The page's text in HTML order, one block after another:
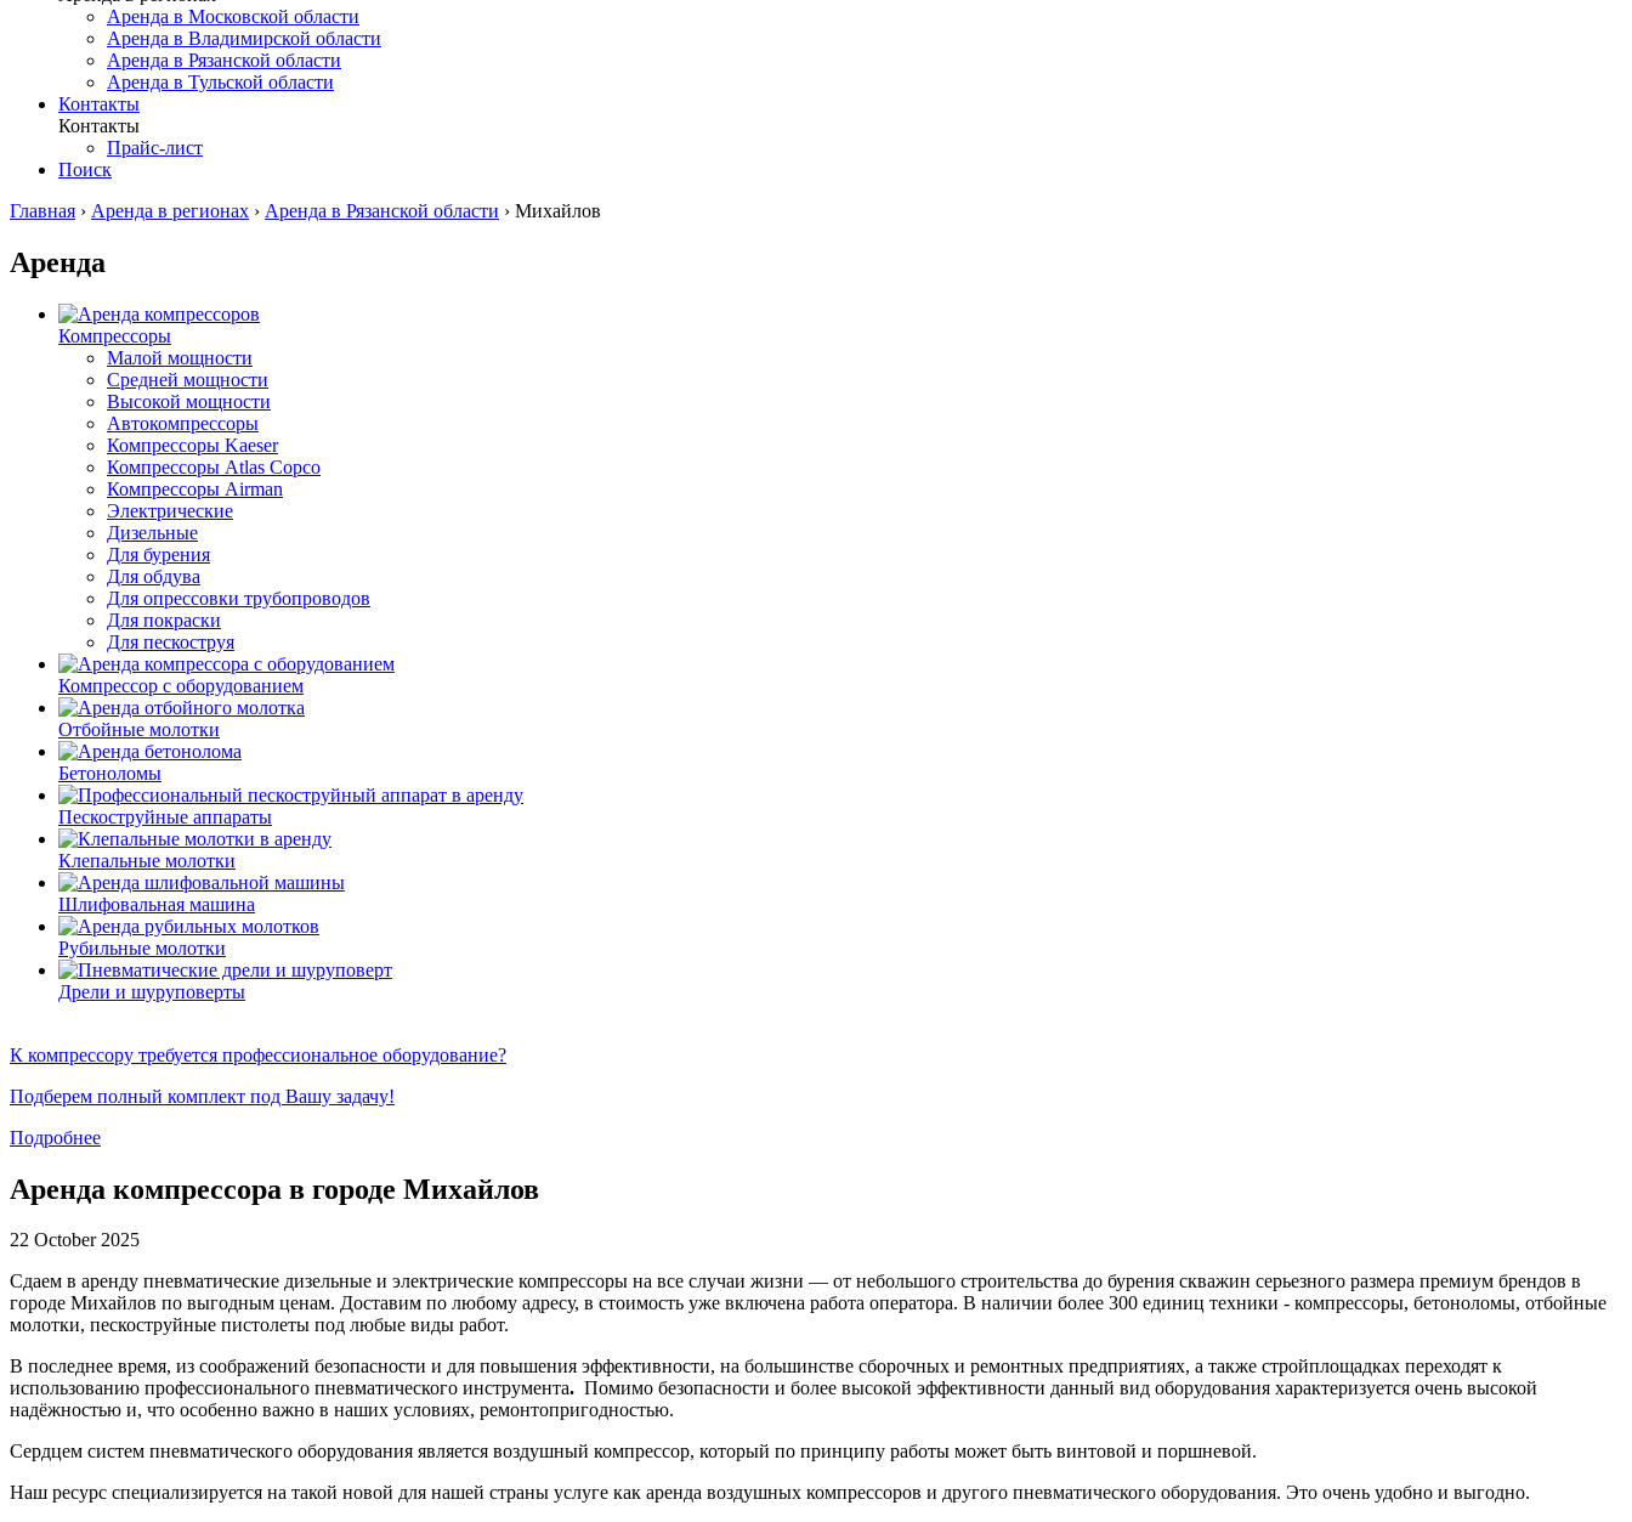
Аренда в Московской области
Аренда в Владимирской области
Аренда в Рязанской области
Аренда в Тульской области
Контакты
Контакты
Прайс-лист
Поиск
Главная › Аренда в регионах › Аренда в Рязанской области › Михайлов
Аренда
Компрессоры
Малой мощности
Средней мощности
Высокой мощности
Автокомпрессоры
Компрессоры Kaeser
Компрессоры Atlas Copco
Компрессоры Airman
Электрические
Дизельные
Для бурения
Для обдува
Для опрессовки трубопроводов
Для покраски
Для пескоструя
Компрессор с оборудованием
Отбойные молотки
Бетоноломы
Пескоструйные аппараты
Клепальные молотки
Шлифовальная машина
Рубильные молотки
Дрели и шуруповерты
К компрессору требуется профессиональное оборудование?
Подберем полный комплект под Вашу задачу!
Подробнее
Аренда компрессора в городе Михайлов
22 October 2025
Сдаем в аренду пневматические дизельные и электрические компрессоры на все случаи жизни — от небольшого строительства до бурения скважин серьезного размера премиум брендов в
городе Михайлов по выгодным ценам. Доставим по любому адресу, в стоимость уже включена работа оператора. В наличии более 300 единиц техники - компрессоры, бетоноломы, отбойные
молотки, пескоструйные пистолеты под любые виды работ.
В последнее время, из соображений безопасности и для повышения эффективности, на большинстве сборочных и ремонтных предприятиях, а также стройплощадках переходят к
использованию профессионального пневматического инструмента. Помимо безопасности и более высокой эффективности данный вид оборудования характеризуется очень высокой
надёжностью и, что особенно важно в наших условиях, ремонтопригодностью.
Сердцем систем пневматического оборудования является воздушный компрессор, который по принципу работы может быть винтовой и поршневой.
Наш ресурс специализируется на такой новой для нашей страны услуге как аренда воздушных компрессоров и другого пневматического оборудования. Это очень удобно и выгодно.